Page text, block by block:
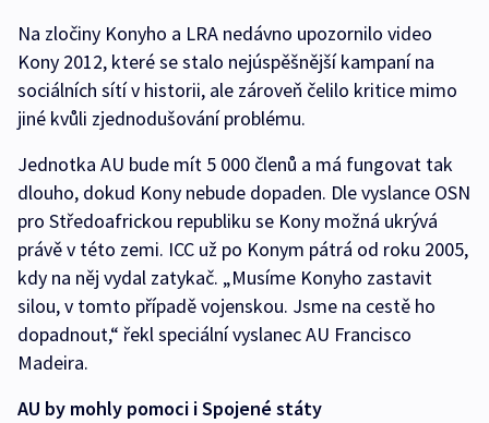
Na zločiny Konyho a LRA nedávno upozornilo video
Kony 2012, které se stalo nejúspěšnější kampaní na
sociálních sítí v historii, ale zároveň čelilo kritice mimo
jiné kvůli zjednodušování problému.
Jednotka AU bude mít 5 000 členů a má fungovat tak
dlouho, dokud Kony nebude dopaden. Dle vyslance OSN
pro Středoafrickou republiku se Kony možná ukrývá
právě v této zemi. ICC už po Konym pátrá od roku 2005,
kdy na něj vydal zatykač. „Musíme Konyho zastavit
silou, v tomto případě vojenskou. Jsme na cestě ho
dopadnout,“ řekl speciální vyslanec AU Francisco
Madeira.
AU by mohly pomoci i Spojené státy